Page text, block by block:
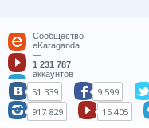
Сообщество
eKaraganda
—
1 231 787
аккаунтов
51 339 9 599
917 829
15 405